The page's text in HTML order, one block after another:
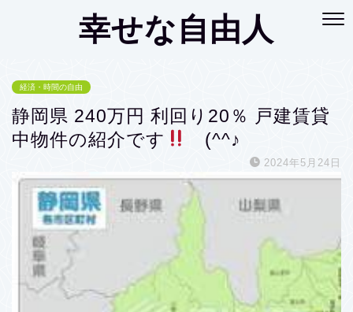
幸せな自由人
経済・時間の自由
静岡県 240万円 利回り20％ 戸建賃貸
中物件の紹介です
(^^♪
2024年5月24日